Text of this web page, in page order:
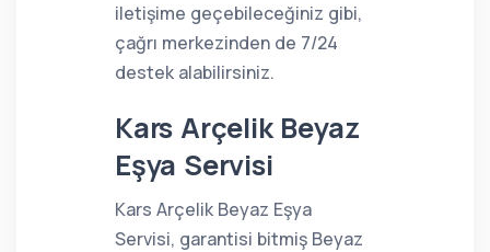
iletişime geçebileceğiniz gibi,
çağrı merkezinden de 7/24
destek alabilirsiniz.
Kars Arçelik Beyaz
Eşya Servisi
Kars Arçelik Beyaz Eşya
Servisi, garantisi bitmiş Beyaz